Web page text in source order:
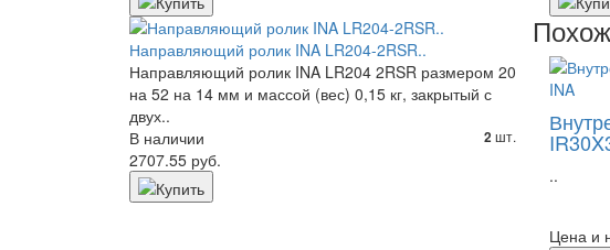
Направляющий ролик INA LR204-2RSR..
Направляющий ролик INA LR204 2RSR размером 20
на 52 на 14 мм и массой (вес) 0,15 кг, закрытый с
двух..
В наличии
2 шт.
2707.55 руб.
..
Цена и